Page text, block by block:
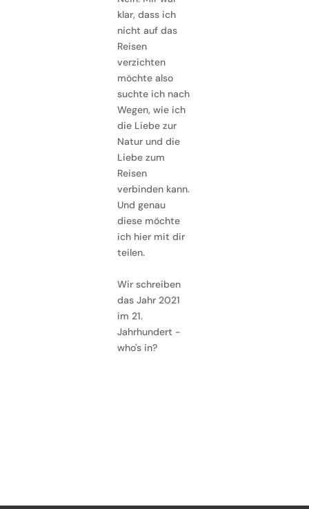
klar, dass ich
nicht auf das
Reisen
verzichten
möchte also
suchte ich nach
Wegen, wie ich
die Liebe zur
Natur und die
Liebe zum
Reisen
verbinden kann.
Und genau
diese möchte
ich hier mit dir
teilen.
Wir schreiben
das Jahr 2021
im 21.
Jahrhundert -
who's in?